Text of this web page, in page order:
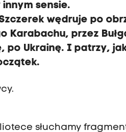
sensie.
wędruje po
Karabachu, przez
po Ukrainę. I patrzy,
słuchamy